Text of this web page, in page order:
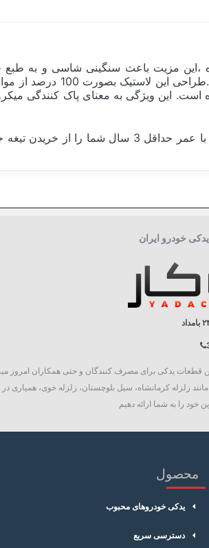
مند میباشد. شاسی فلزی ان از ورق 2 میلیمتر طراحی شده ،این
شاسی کوره ای میباشد،این مزین
است. این ویژگی به معنای پاک کنندگی
نکته مهم در طراحی لاستیک تیغه ها مقاوم بودن در برابر سرما و
خودرو ایران
تا خرید آنلاین قطعات یدکی برای مصرف کنندگان و حتی
زلزله کرمانشاه، سیل بلوچستان، زلزله خوی، همیاری
را به شما ارائه دهیم
محصول
یدکی خودروهای محبوب
دسترسی سریع